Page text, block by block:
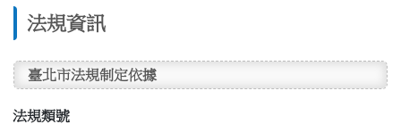
法規資訊
臺北市法規制定依據
法規類號